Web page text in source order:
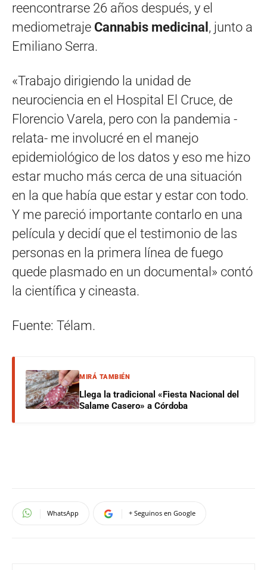
reencontrarse 26 años después, y el
mediometraje Cannabis medicinal , junto a
Emiliano Serra.
«Trabajo dirigiendo la unidad de
neurociencia en el Hospital El Cruce, de
Florencio Varela, pero con la pandemia -
relata- me involucré en el manejo
epidemiológico de los datos y eso me hizo
estar mucho más cerca de una situación
en la que había que estar y estar con todo.
Y me pareció importante contarlo en una
película y decidí que el testimonio de las
personas en la primera línea de fuego
quede plasmado en un documental» contó
la científica y cineasta.
Fuente: Télam.
MIRÁ TAMBIÉN
Llega la tradicional «Fiesta Nacional del
Salame Casero» a Córdoba
WhatsApp + Seguinos en Google